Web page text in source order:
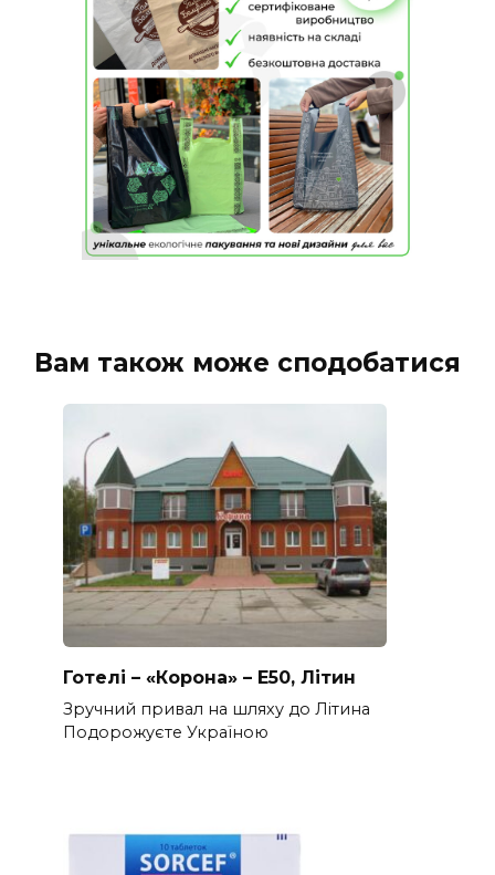
Вам також може сподобатися
Готелі – «Корона» – Е50, Літин
Зручний привал на шляху до Літина
Подорожуєте Україною